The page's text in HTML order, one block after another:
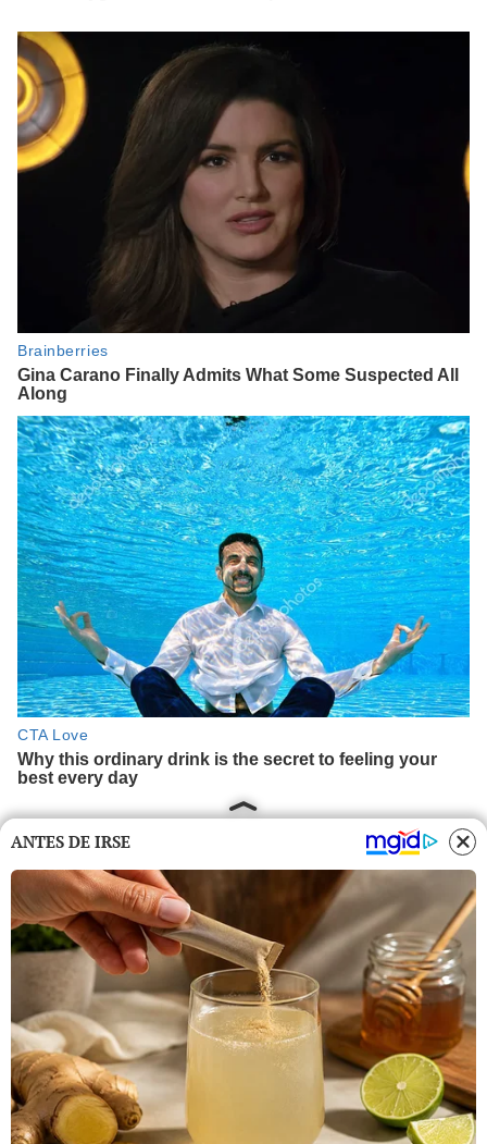
ANTES DE IRSE